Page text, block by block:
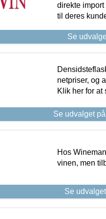
direkte
til deres
Se
netpriser, og
Klik her for at
Se udvalget
Hos
vinen, men
Se